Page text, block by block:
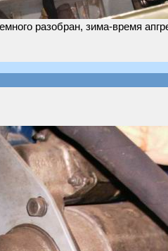
разобран, зима-время